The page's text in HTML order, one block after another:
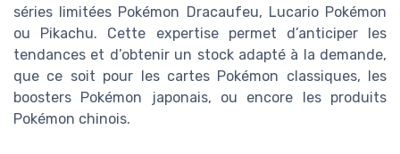
séries limitées Pokémon Dracaufeu, Lucario Pokémon
ou Pikachu. Cette expertise permet d’anticiper les
tendances et d’obtenir un stock adapté à la demande,
que ce soit pour les cartes Pokémon classiques, les
boosters Pokémon japonais, ou encore les produits
Pokémon chinois.